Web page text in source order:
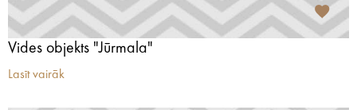
Vides objekts "Jūrmala"
Lasīt vairāk